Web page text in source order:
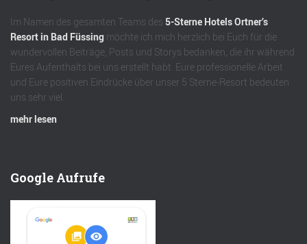
Im Namen des gesamten Teams des 5-Sterne Hotels Ortner’s
Resort in Bad Füssing möchte ich mich herzlich bei Euch für die
wundervollen Beiträge, Posts und Storys bedanken, die ihr während
Eures Aufenthalts bei uns erstellt habt. Eure professionelle Arbeit
und Eure positiven Eindrücke über unser 5 Sterne-Resort bedeuten
uns sehr viel.
mehr lesen
Google Aufrufe